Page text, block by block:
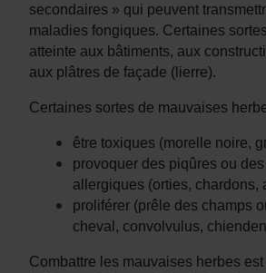
secondaires » qui peuvent
maladies fongiques. Certaines
atteinte aux bâtiments, aux
aux plâtres de façade (lierre).
Certaines sortes de mauvaises
être toxiques (morelle noire,
provoquer des piqûres ou
allergiques (orties, chardons,
proliférer (prêle des champs
cheval, convolvulus,
Combattre les mauvaises herbes